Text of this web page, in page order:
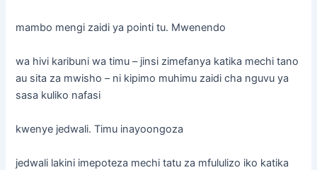
mambo mengi zaidi ya pointi tu. Mwenendo
wa hivi karibuni wa timu – jinsi zimefanya katika mechi tano
au sita za mwisho – ni kipimo muhimu zaidi cha nguvu ya
sasa kuliko nafasi
kwenye jedwali. Timu inayoongoza
jedwali lakini imepoteza mechi tatu za mfululizo iko katika